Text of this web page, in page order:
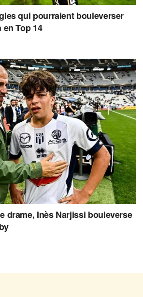
qui pourraient bouleverser
Top 14
drame, Inès Narjissi bouleverse